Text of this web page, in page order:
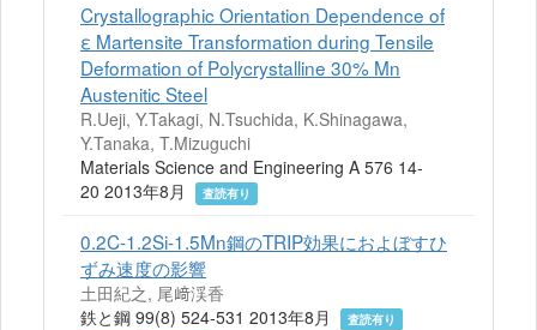
Crystallographic Orientation Dependence of
ε Martensite Transformation during Tensile
Deformation of Polycrystalline 30% Mn
Austenitic Steel
R.Ueji, Y.Takagi, N.Tsuchida, K.Shinagawa,
Y.Tanaka, T.Mizuguchi
Materials Science and Engineering A 576 14-
20 2013年8月
査読有り
0.2C-1.2Si-1.5Mn鋼のTRIP効果におよぼすひ
ずみ速度の影響
土田紀之, 尾﨑渓香
鉄と鋼 99(8) 524-531 2013年8月
査読有り